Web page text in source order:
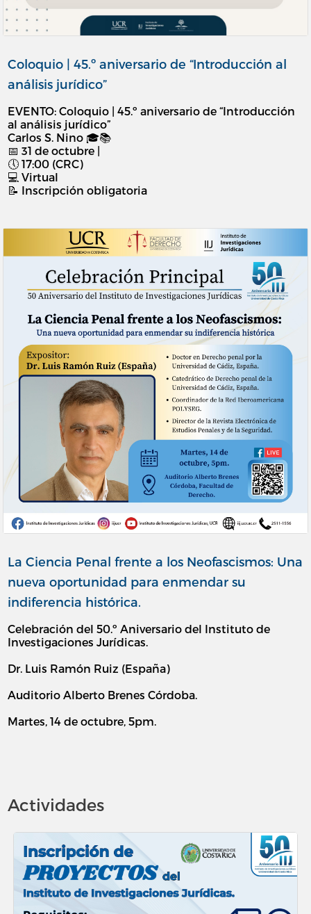
Coloquio | 45.º aniversario de “Introducción al
análisis jurídico”
EVENTO: Coloquio | 45.º aniversario de “Introducción
al análisis jurídico”
Carlos S. Nino 🎓📚
📅 31 de octubre |
🕔 17:00 (CRC)
💻 Virtual
📝 Inscripción obligatoria
La Ciencia Penal frente a los Neofascismos: Una
nueva oportunidad para enmendar su
indiferencia histórica.
Celebración del 50.º Aniversario del Instituto de
Investigaciones Jurídicas.
Dr. Luis Ramón Ruiz (España)
Auditorio Alberto Brenes Córdoba.
Martes, 14 de octubre, 5pm.
Actividades